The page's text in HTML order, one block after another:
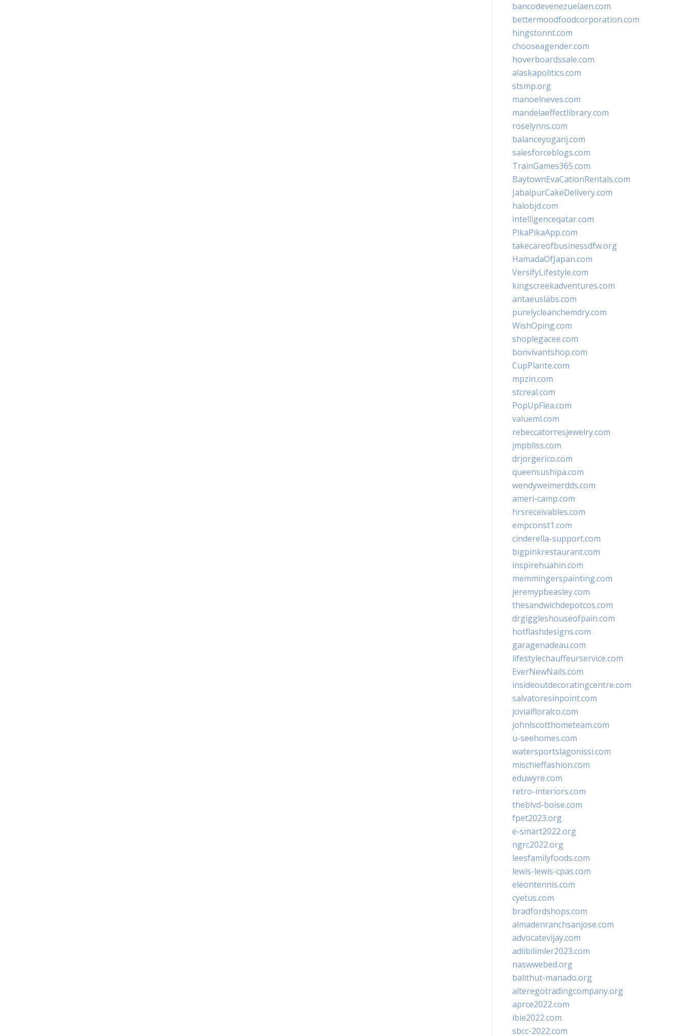
bancodevenezuelaen.com
bettermoodfoodcorporation.com
hingstonnt.com
chooseagender.com
hoverboardssale.com
alaskapolitics.com
stsmp.org
manoelneves.com
mandelaeffectlibrary.com
roselynns.com
balanceyoganj.com
salesforceblogs.com
TrainGames365.com
BaytownEvaCationRentals.com
JabalpurCakeDelivery.com
halobjd.com
intelligenceqatar.com
PikaPikaApp.com
takecareofbusinessdfw.org
HamadaOfJapan.com
VersifyLifestyle.com
kingscreekadventures.com
antaeuslabs.com
purelycleanchemdry.com
WishOping.com
shoplegacee.com
bonvivantshop.com
CupPlante.com
mpzin.com
stcreal.com
PopUpFlea.com
valueml.com
rebeccatorresjewelry.com
jmpbliss.com
drjorgerico.com
queensushipa.com
wendyweimerdds.com
ameri-camp.com
hrsreceivables.com
empconst1.com
cinderella-support.com
bigpinkrestaurant.com
inspirehuahin.com
memmingerspainting.com
jeremypbeasley.com
thesandwichdepotcos.com
drgiggleshouseofpain.com
hotflashdesigns.com
garagenadeau.com
lifestylechauffeurservice.com
EverNewNails.com
insideoutdecoratingcentre.com
salvatoresinpoint.com
jovialfloralco.com
johnlscotthometeam.com
u-seehomes.com
watersportslagonissi.com
mischieffashion.com
eduwyre.com
retro-interiors.com
theblvd-boise.com
fpet2023.org
e-smart2022.org
ngrc2022.org
leesfamilyfoods.com
lewis-lewis-cpas.com
eleontennis.com
cyetus.com
bradfordshops.com
almadenranchsanjose.com
advocatevijay.com
adlibilimler2023.com
naswwebed.org
balithut-manado.org
alteregotradingcompany.org
aprce2022.com
ibie2022.com
sbcc-2022.com